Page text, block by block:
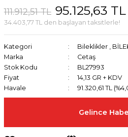
111.912,51 TL 95.125,63 TL
34.403,77 TL den başlayan taksitlerle!
Kategori Bileklikler ,
Marka
Cetaş
Stok Kodu
BL27993
Fiyat
14,13 GR + KDV
Havale
91.320,61 TL
Gelince